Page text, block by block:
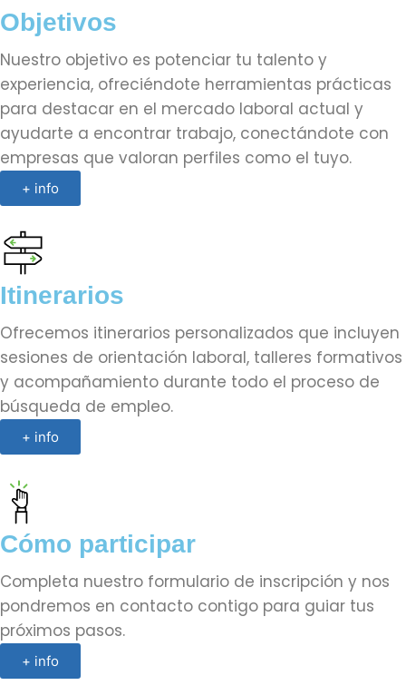
Objetivos
Nuestro objetivo es potenciar tu talento y
experiencia, ofreciéndote herramientas prácticas
para destacar en el mercado laboral actual y
ayudarte a encontrar trabajo, conectándote con
empresas que valoran perfiles como el tuyo.
+ info
Itinerarios
Ofrecemos itinerarios personalizados que incluyen
sesiones de orientación laboral, talleres formativos
y acompañamiento durante todo el proceso de
búsqueda de empleo.
+ info
Cómo participar
Completa nuestro formulario de inscripción y nos
pondremos en contacto contigo para guiar tus
próximos pasos.
+ info